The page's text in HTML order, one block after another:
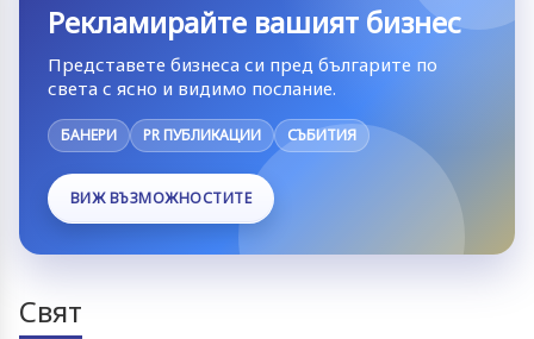
Рекламирайте вашият бизнес
Представете бизнеса си пред българите по
света с ясно и видимо послание.
БАНЕРИ PR ПУБЛИКАЦИИ СЪБИТИЯ
ВИЖ ВЪЗМОЖНОСТИТЕ
Свят